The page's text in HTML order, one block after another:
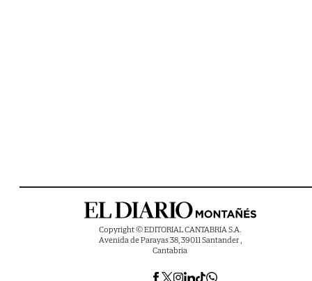
Copyright © EDITORIAL CANTABRIA S.A.
Avenida de Parayas 38, 39011 Santander ,
Cantabria